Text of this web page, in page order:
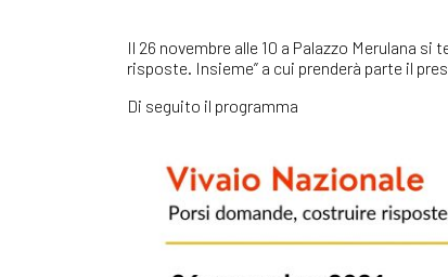
Il 26 novembre alle 10 a Palazzo Merulana si
risposte. Insieme” a cui prenderà parte il
Di seguito il programma